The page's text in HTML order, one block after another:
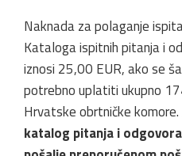
Naknada za polaganje
Kataloga ispitnih pitanja i
iznosi 25,00 EUR, ako se
potrebno uplatiti ukupno
Hrvatske obrtničke komore.
katalog pitanja i